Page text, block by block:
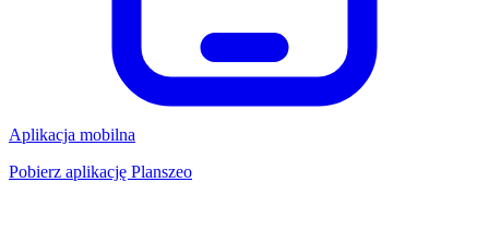
Aplikacja mobilna
Pobierz aplikację Planszeo